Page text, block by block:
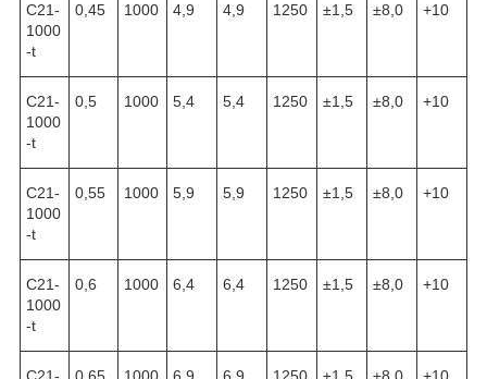
С21-
1000
-t
0,45 1000 4,9 4,9 1250 ±1,5 ±8,0 +10
С21-
1000
-t
0,5 1000 5,4 5,4 1250 ±1,5 ±8,0 +10
С21-
1000
-t
0,55 1000 5,9 5,9 1250 ±1,5 ±8,0 +10
С21-
1000
-t
0,6 1000 6,4 6,4 1250 ±1,5 ±8,0 +10